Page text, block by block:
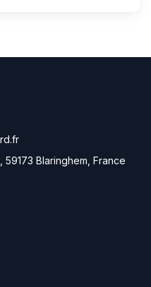
Blaringhem, France